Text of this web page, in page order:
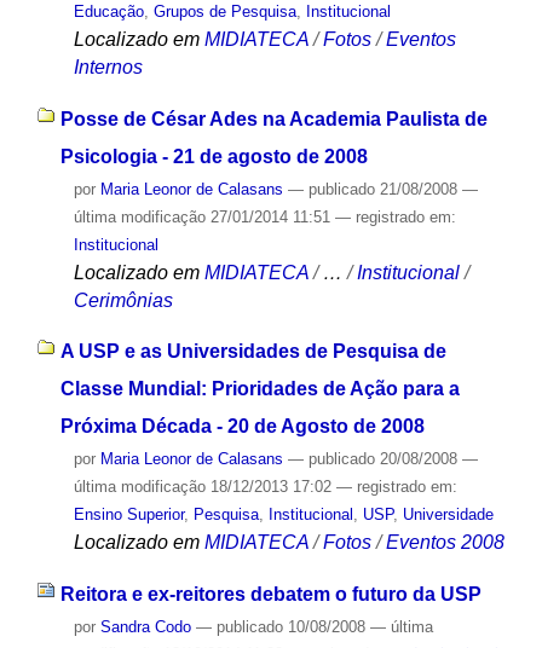
Educação, Grupos de Pesquisa, Institucional
Localizado em MIDIATECA /Fotos /Eventos
Internos
Posse de César Ades na Academia Paulista de
Psicologia - 21 de agosto de 2008
por Maria Leonor de Calasans — publicado21/08/2008 —
última modificação27/01/2014 11:51 — registrado em:
Institucional
Localizado em MIDIATECA /…/Institucional /
Cerimônias
A USP e as Universidades de Pesquisa de
Classe Mundial: Prioridades de Ação para a
Próxima Década - 20 de Agosto de 2008
por Maria Leonor de Calasans — publicado20/08/2008 —
última modificação18/12/2013 17:02 — registrado em:
Ensino Superior, Pesquisa, Institucional , USP, Universidade
Localizado em MIDIATECA /Fotos /Eventos 2008
Reitora e ex-reitores debatem o futuro da USP
por Sandra Codo — publicado10/08/2008 — última